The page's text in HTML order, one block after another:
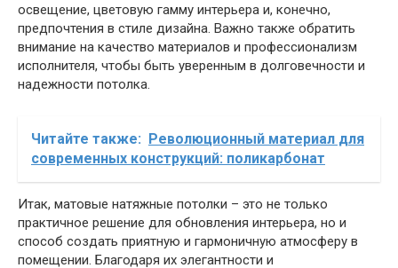
освещение, цветовую гамму интерьера и, конечно,
предпочтения в стиле дизайна. Важно также обратить
внимание на качество материалов и профессионализм
исполнителя, чтобы быть уверенным в долговечности и
надежности потолка.
Читайте также: Революционный материал для
современных конструкций: поликарбонат
Итак, матовые натяжные потолки – это не только
практичное решение для обновления интерьера, но и
способ создать приятную и гармоничную атмосферу в
помещении. Благодаря их элегантности и